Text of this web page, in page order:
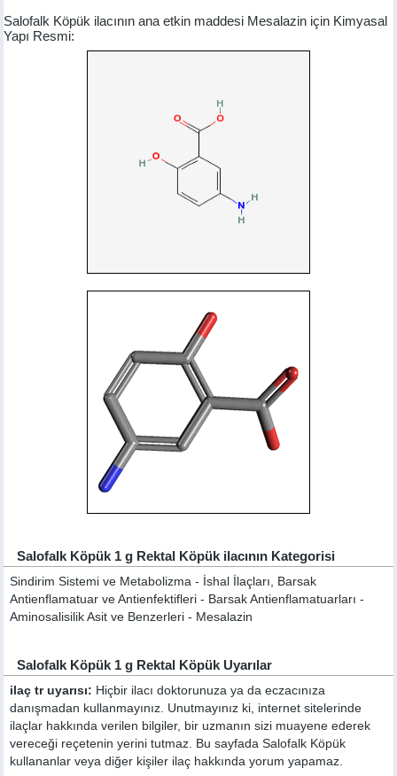
Salofalk Köpük ilacının ana etkin maddesi Mesalazin için Kimyasal
Yapı Resmi:
Salofalk Köpük 1 g Rektal Köpük ilacının Kategorisi
Sindirim Sistemi ve Metabolizma - İshal İlaçları, Barsak
Antienflamatuar ve Antienfektifleri - Barsak Antienflamatuarları -
Aminosalisilik Asit ve Benzerleri - Mesalazin
Salofalk Köpük 1 g Rektal Köpük Uyarılar
ilaç tr uyarısı: Hiçbir ilacı doktorunuza ya da eczacınıza
danışmadan kullanmayınız. Unutmayınız ki, internet sitelerinde
ilaçlar hakkında verilen bilgiler, bir uzmanın sizi muayene ederek
vereceği reçetenin yerini tutmaz. Bu sayfada Salofalk Köpük
kullananlar veya diğer kişiler ilaç hakkında yorum yapamaz.